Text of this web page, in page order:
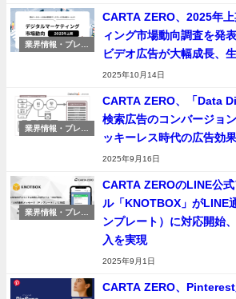
業界情報・プレス
CARTA ZERO、2025年
ィング市場動向調査を発
ビデオ広告が大幅成長、
2025年10月14日
業界情報・プレス
CARTA ZERO、「Data
検索広告のコンバージョ
ッキーレス時代の広告効
2025年9月16日
業界情報・プレス
CARTA ZEROのLINE公
ル「KNOTBOX」がLINE
ンプレート）に対応開始
入を実現
2025年9月1日
CARTA ZERO、